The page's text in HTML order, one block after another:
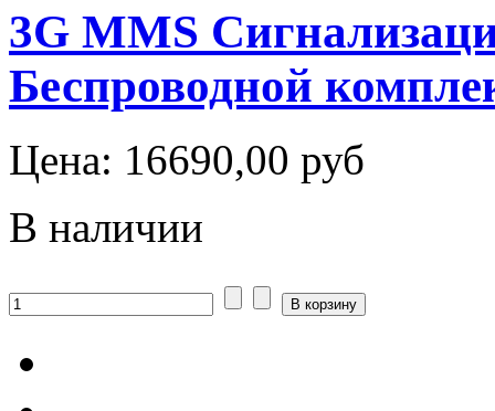
3G MMS
Беспроводной
Цена: 16690,00 руб
В наличии